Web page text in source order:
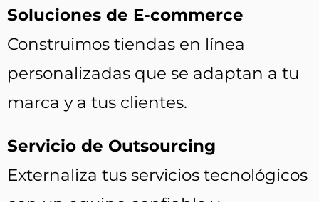
Soluciones de E-commerce
Construimos tiendas en línea
personalizadas que se adaptan a tu
marca y a tus clientes.
Servicio de Outsourcing
Externaliza tus servicios tecnológicos